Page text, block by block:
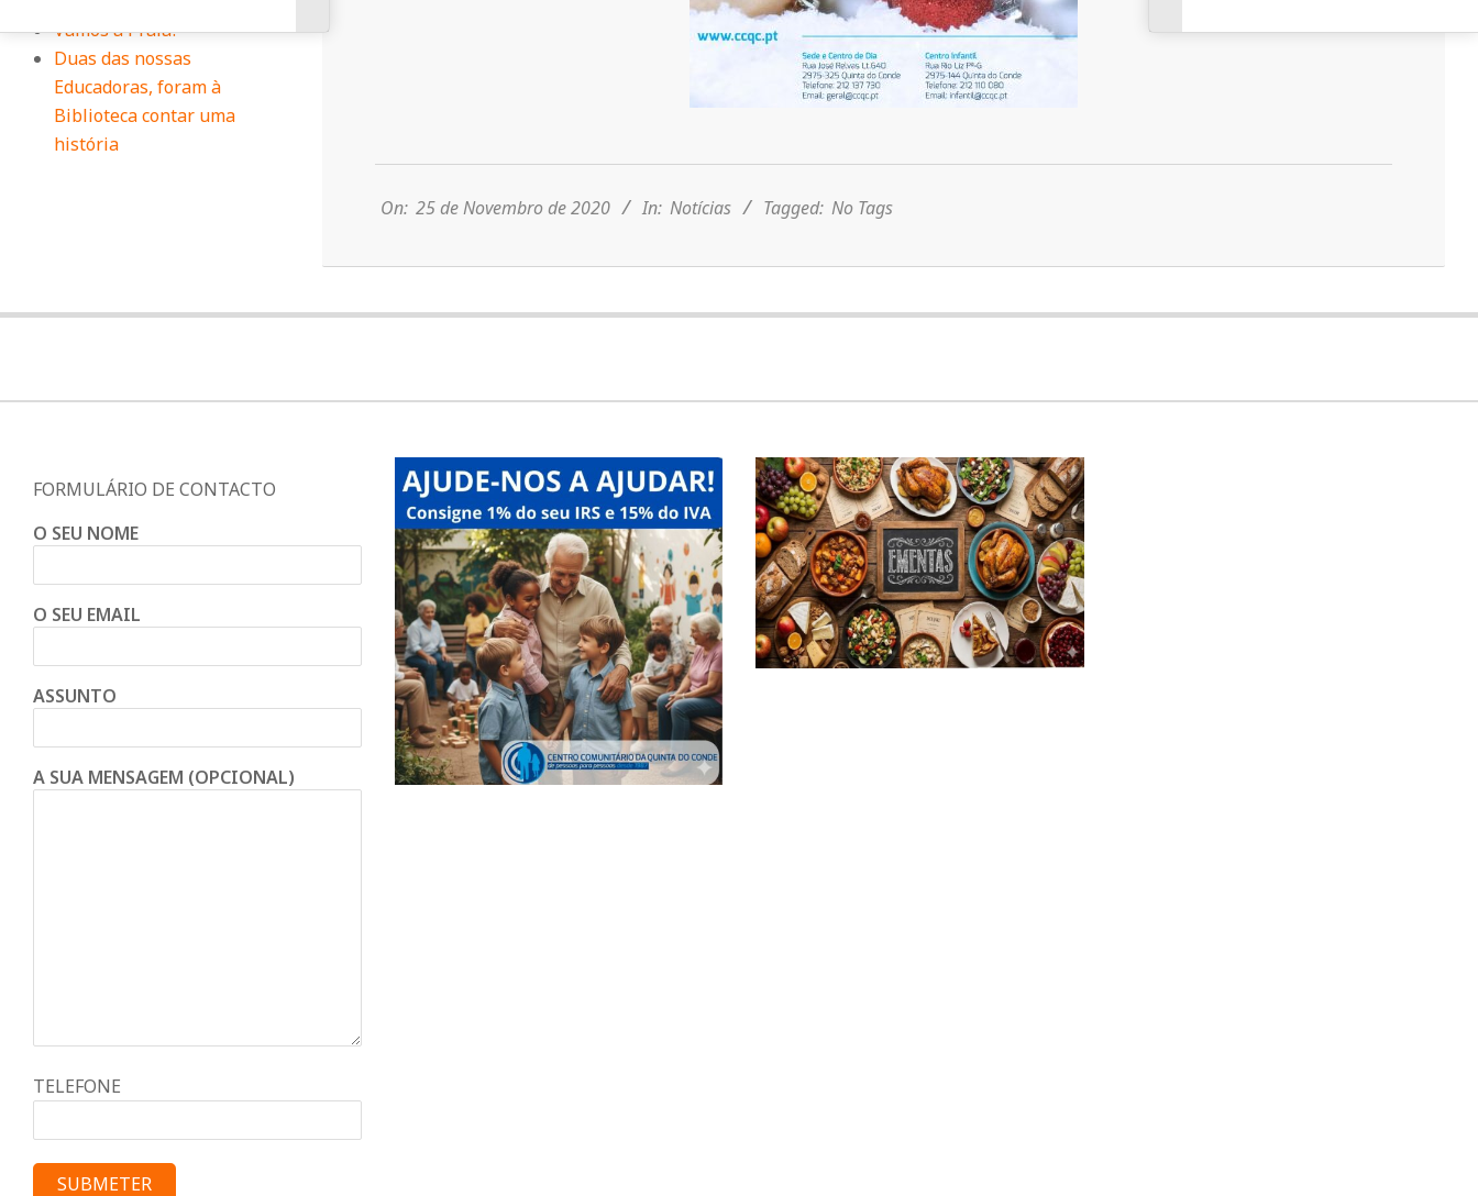
i
o
Q
u
i
n
t
a
d
o
d
e
25
On: 25 de Novembro de 2020 In: Notícias Tagged: No Tags
Vamos à Praia?
Duas das nossas
Educadoras, foram à
Biblioteca contar uma
história
FORMULÁRIO DE CONTACTO
O SEU NOME
O SEU EMAIL
ASSUNTO
A SUA MENSAGEM (OPCIONAL)
TELEFONE